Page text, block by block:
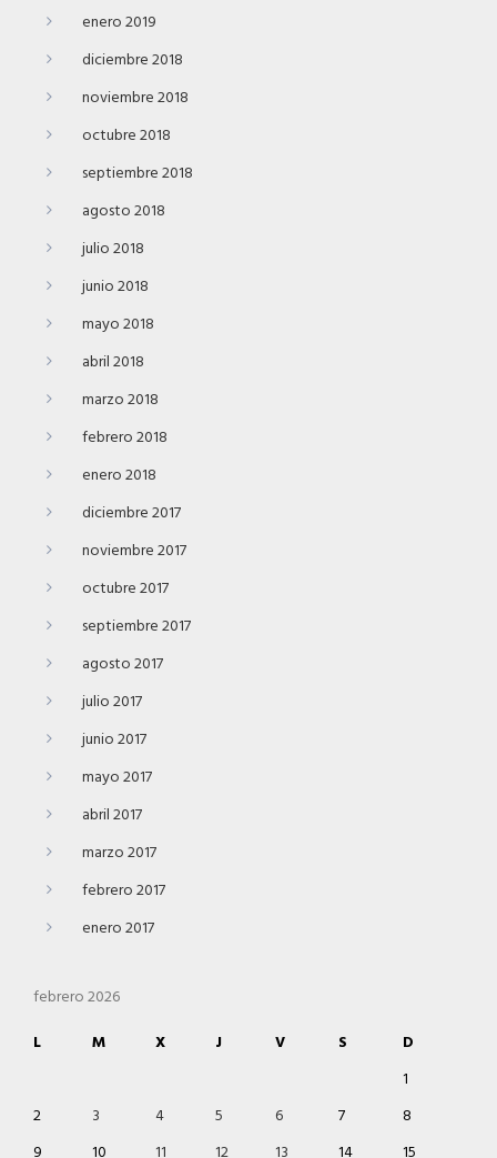
enero 2019
diciembre 2018
noviembre 2018
octubre 2018
septiembre 2018
agosto 2018
julio 2018
junio 2018
mayo 2018
abril 2018
marzo 2018
febrero 2018
enero 2018
diciembre 2017
noviembre 2017
octubre 2017
septiembre 2017
agosto 2017
julio 2017
junio 2017
mayo 2017
abril 2017
marzo 2017
febrero 2017
enero 2017
febrero 2026
L
M X J V S
D
1
2
3 4 5 6 7
8